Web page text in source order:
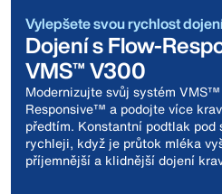
Vylepšete svou rychlost
Dojení s Flow-
VMS™ V300
Modernizujte svůj systém
Responsive™ a podojte více
předtím. Konstantní podtlak pod
rychleji, když je průtok mléka
příjemnější a klidnější dojení